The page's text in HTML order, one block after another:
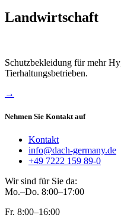
Landwirtschaft
Schutzbekleidung für mehr
Tierhaltungsbetrieben.
→
Nehmen Sie Kontakt auf
Kontakt
info@dach-germany.de
+49 7222 159 89-0
Wir sind für Sie da:
Mo.–Do. 8:00–17:00
Fr. 8:00–16:00